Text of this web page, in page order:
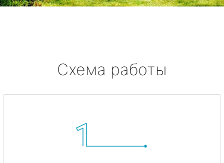
Схема работы